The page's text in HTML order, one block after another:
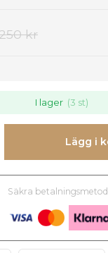
kr
I lager (3 st)
Lägg i
Säkra